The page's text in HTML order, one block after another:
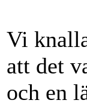
Vi
att det
och en